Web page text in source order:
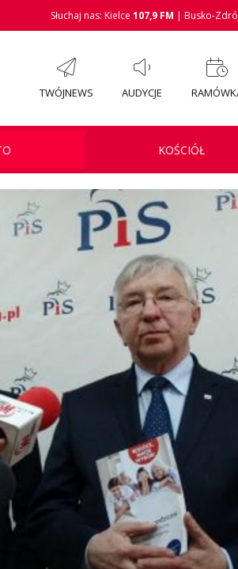
Słuchaj nas: Kielce 107,9 FM | Busko-
TWÓJNEWS AUDYCJE
KOŚCIÓŁ